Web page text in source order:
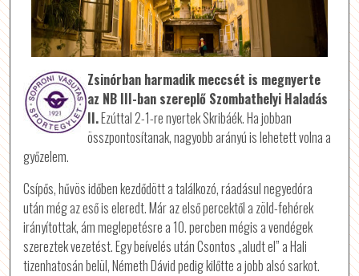
Zsinórban harmadik meccsét is megnyerte
az NB III-ban szereplő Szombathelyi Haladás
II.Ezúttal 2-1-re nyertek Skribáék. Ha jobban
összpontosítanak, nagyobb arányú is lehetett volna a
győzelem.
Csípős, hűvös időben kezdődött a találkozó, ráadásul negyedóra
után még az eső is eleredt. Már az első percektől a zöld-fehérek
irányítottak, ám meglepetésre a 10. percben mégis a vendégek
szereztek vezetést. Egy beívelés után Csontos „aludt el” a Hali
tizenhatosán belül, Németh Dávid pedig kilőtte a jobb alsó sarkot.